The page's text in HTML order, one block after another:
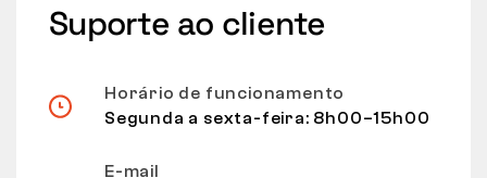
Suporte ao cliente
Horário de funcionamento
Segunda a sexta-feira: 8h00–15h00
E-mail